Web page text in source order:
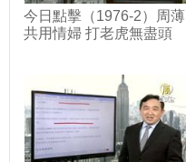
今日點擊（1976-2）周薄
共用情婦 打老虎無盡頭